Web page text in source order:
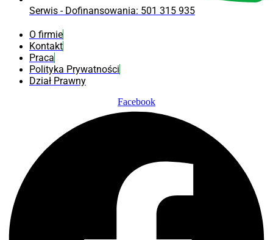
Serwis - Dofinansowania: 501 315 935
O firmie
Kontakt
Praca
Polityka Prywatności
Dział Prawny
Facebook